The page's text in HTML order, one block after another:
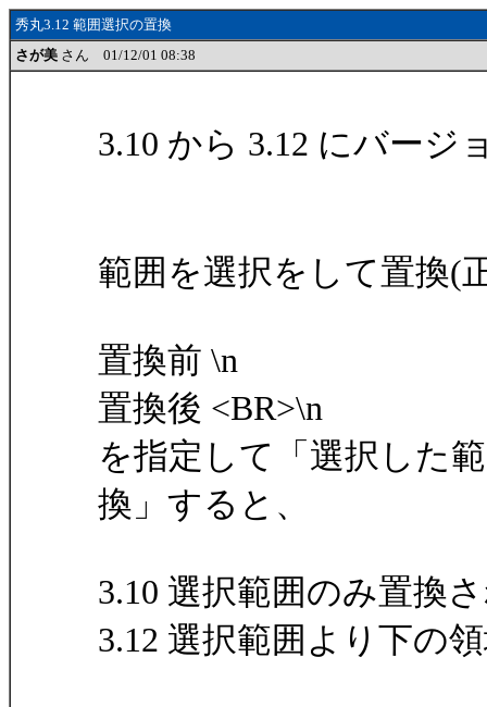
秀丸3.12 範囲選択の置換
さが美 さん 01/12/01 08:38
3.10 から 3.12 にバージ
範囲を選択をして置換(
置換前 \n
置換後 <BR>\n
を指定して「選択した
換」すると、
3.10 選択範囲のみ置換
3.12 選択範囲より下の